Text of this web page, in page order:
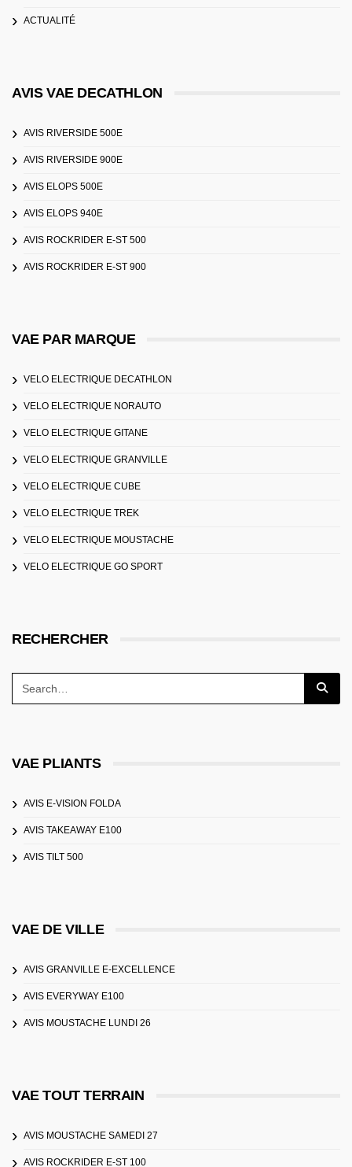
ACTUALITÉ
AVIS VAE DECATHLON
AVIS RIVERSIDE 500E
AVIS RIVERSIDE 900E
AVIS ELOPS 500E
AVIS ELOPS 940E
AVIS ROCKRIDER E-ST 500
AVIS ROCKRIDER E-ST 900
VAE PAR MARQUE
VELO ELECTRIQUE DECATHLON
VELO ELECTRIQUE NORAUTO
VELO ELECTRIQUE GITANE
VELO ELECTRIQUE GRANVILLE
VELO ELECTRIQUE CUBE
VELO ELECTRIQUE TREK
VELO ELECTRIQUE MOUSTACHE
VELO ELECTRIQUE GO SPORT
RECHERCHER
VAE PLIANTS
AVIS E-VISION FOLDA
AVIS TAKEAWAY E100
AVIS TILT 500
VAE DE VILLE
AVIS GRANVILLE E-EXCELLENCE
AVIS EVERYWAY E100
AVIS MOUSTACHE LUNDI 26
VAE TOUT TERRAIN
AVIS MOUSTACHE SAMEDI 27
AVIS ROCKRIDER E-ST 100